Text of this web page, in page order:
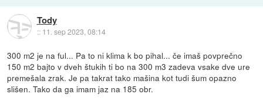
Tody
:: 11. sep 2023, 08:14
300 m2 je na ful... Pa to ni klima k bo pihal... če imaš povprečno
150 m2 bajto v dveh štukih ti bo na 300 m3 zadeva vsake dve ure
premešala zrak. Je pa takrat tako mašina kot tudi šum opazno
slišen. Tako da ga imam jaz na 185 obr.